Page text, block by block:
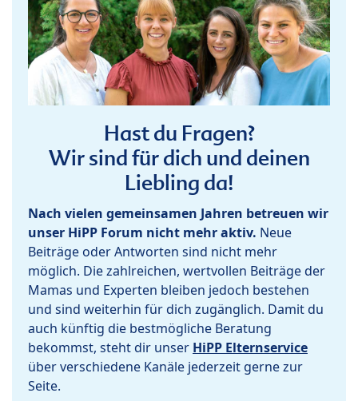
Hast du Fragen?
Wir sind für dich und deinen
Liebling da!
Nach vielen gemeinsamen Jahren betreuen wir
unser HiPP Forum nicht mehr aktiv. Neue
Beiträge oder Antworten sind nicht mehr
möglich. Die zahlreichen, wertvollen Beiträge der
Mamas und Experten bleiben jedoch bestehen
und sind weiterhin für dich zugänglich. Damit du
auch künftig die bestmögliche Beratung
bekommst, steht dir unser HiPP Elternservice
über verschiedene Kanäle jederzeit gerne zur
Seite.